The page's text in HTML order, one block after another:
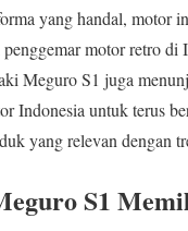
yang handal, motor
motor retro di
Meguro S1 juga
Indonesia untuk terus
yang relevan dengan
S1